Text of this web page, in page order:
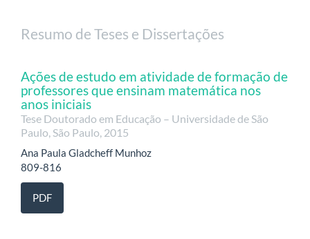
Resumo de Teses e Dissertações
Ações de estudo em atividade de formação de
professores que ensinam matemática nos
anos iniciais
Tese Doutorado em Educação – Universidade de São
Paulo, São Paulo, 2015
Ana Paula Gladcheff Munhoz
809-816
PDF